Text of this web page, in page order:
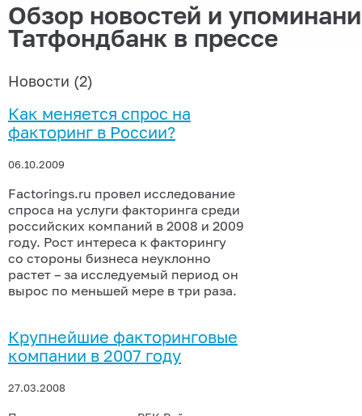
Обзор новостей и
Татфондбанк в прессе
Новости (2)
Как меняется спрос на
факторинг в России?
06.10.2009
Factorings.ru провел исследование
спроса на услуги факторинга среди
российских компаний в 2008 и 2009
году. Рост интереса к факторингу
со стороны бизнеса неуклонно
растет – за исследуемый период он
вырос по меньшей мере в три раза.
Крупнейшие факторинговые
компании в 2007 году
27.03.2008